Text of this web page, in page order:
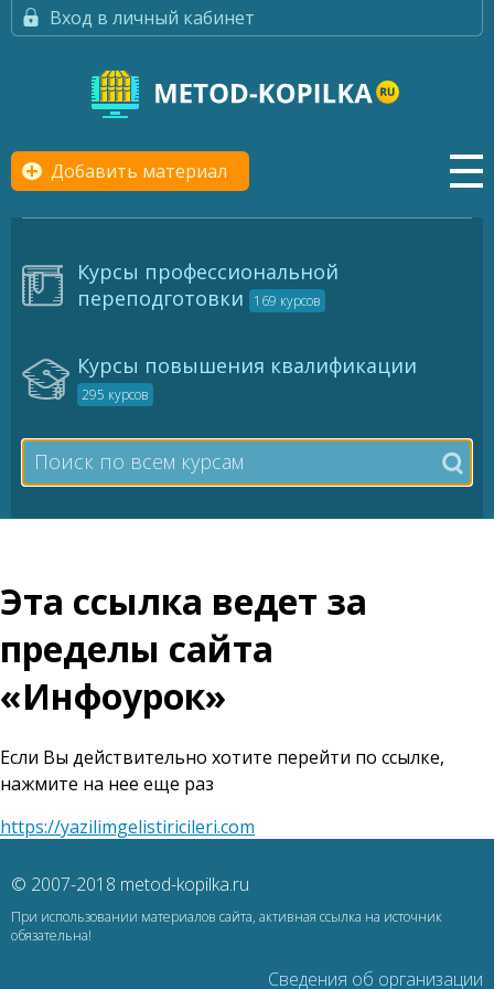
Вход в личный кабинет
Добавить материал
Курсы профессиональной
переподготовки
169 курсов
Курсы повышения квалификации
295 курсов
Эта ссылка ведет за
пределы сайта
«Инфоурок»
Если Вы действительно хотите перейти по ссылке,
нажмите на нее еще раз
https://yazilimgelistiricileri.com
© 2007-2018 metod-kopilka.ru
При использовании материалов сайта, активная ссылка на источник
обязательна!
Сведения об организации